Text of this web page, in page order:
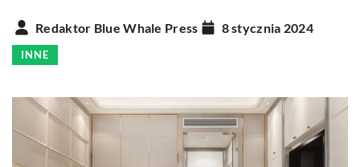
Redaktor Blue Whale Press 8 stycznia 2024
INNE